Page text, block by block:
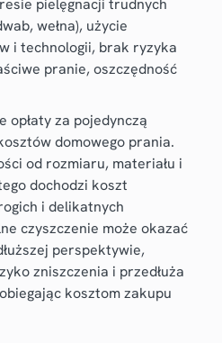
pielęgnacji trudnych
wełna), użycie
i technologii, brak ryzyka
pranie, oszczędność
opłaty za pojedynczą
domowego prania.
od rozmiaru, materiału i
dochodzi koszt
i delikatnych
czyszczenie może okazać
perspektywie,
zniszczenia i przedłuża
kosztom zakupu